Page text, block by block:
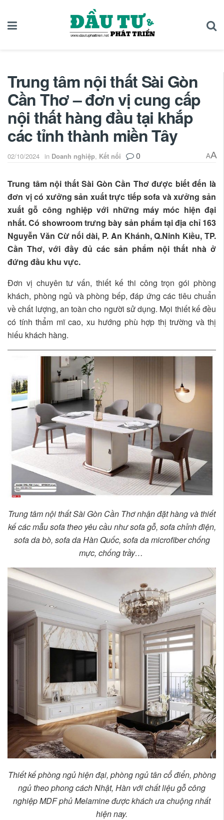
Trung tâm nội thất Sài Gòn
Cần Thơ – đơn vị cung cấp
nội thất hàng đầu tại khắp
các tỉnh thành miền Tây
02/10/2024 in Doanh nghiệp, Kết nối 0 AA
Trung tâm nội thất Sài Gòn Cần Thơ được biết đến là
đơn vị có xưởng sản xuất trực tiếp sofa và xưởng sản
xuất gỗ công nghiệp với những máy móc hiện đại
nhất. Có showroom trưng bày sản phẩm tại địa chỉ 163
Nguyễn Văn Cừ nối dài, P. An Khánh, Q.Ninh Kiều, TP.
Cần Thơ, với đầy đủ các sản phẩm nội thất nhà ở
đứng đầu khu vực.
Đơn vị chuyên tư vấn, thiết kế thi công trọn gói phòng
khách, phòng ngủ và phòng bếp, đáp ứng các tiêu chuẩn
về chất lượng, an toàn cho người sử dụng. Mọi thiết kế đều
có tính thẩm mĩ cao, xu hướng phù hợp thị trường và thị
hiếu khách hàng.
Trung tâm nội thất Sài Gòn Cần Thơ nhận đặt hàng và thiết
kế các mẫu sofa theo yêu cầu như sofa gỗ, sofa chỉnh điện,
sofa da bò, sofa da Hàn Quốc, sofa da microfiber chống
mực, chống trầy…
Thiết kế phòng ngủ hiện đại, phòng ngủ tân cổ điển, phòng
ngủ theo phong cách Nhật, Hàn với chất liệu gỗ công
nghiệp MDF phủ Melamine được khách ưa chuộng nhất
hiện nay.